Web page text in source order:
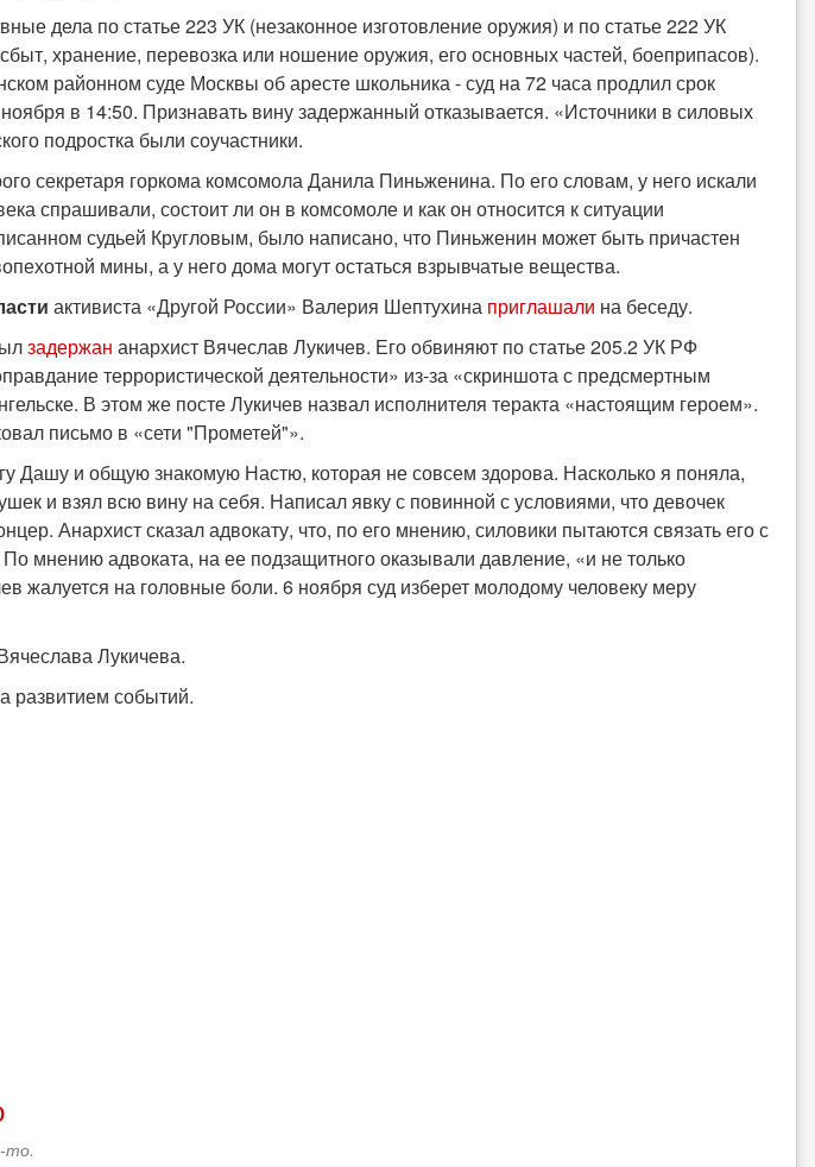
дела по статье 223 УК (незаконное изготовление оружия) и по статье 222 УК
хранение, перевозка или ношение оружия, его основных частей, боеприпасов).
районном суде Москвы об аресте школьника - суд на 72 часа продлил срок
в 14:50. Признавать вину задержанный отказывается. «Источники в силовых
подростка были соучастники.
секретаря горкома комсомола Данила Пиньженина. По его словам, у него искали
спрашивали, состоит ли он в комсомоле и как он относится к ситуации
судьей Кругловым, было написано, что Пиньженин может быть причастен
мины, а у него дома могут остаться взрывчатые вещества.
активиста «Другой России» Валерия Шептухина приглашали на беседу.
задержан анархист Вячеслав Лукичев. Его обвиняют по статье 205.2 УК РФ
террористической деятельности» из-за «скриншота с предсмертным
В этом же посте Лукичев назвал исполнителя теракта «настоящим героем».
письмо в «сети "Прометей"».
Дашу и общую знакомую Настю, которая не совсем здорова. Насколько я поняла,
и взял всю вину на себя. Написал явку с повинной с условиями, что девочек
Анархист сказал адвокату, что, по его мнению, силовики пытаются связать его с
По мнению адвоката, на ее подзащитного оказывали давление, «и не только
жалуется на головные боли. 6 ноября суд изберет молодому человеку меру
Лукичева.
развитием событий.
то.